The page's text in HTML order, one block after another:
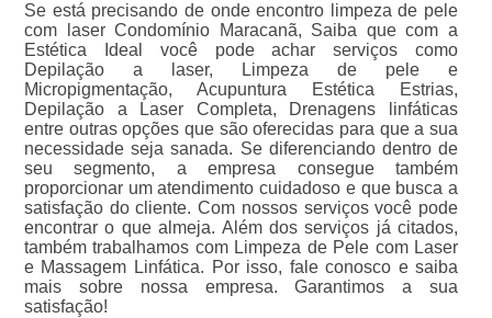
Se está precisando de onde encontro limpeza de pele
com laser Condomínio Maracanã, Saiba que com a
Estética Ideal você pode achar serviços como
Depilação a laser, Limpeza de pele e
Micropigmentação, Acupuntura Estética Estrias,
Depilação a Laser Completa, Drenagens linfáticas
entre outras opções que são oferecidas para que a sua
necessidade seja sanada. Se diferenciando dentro de
seu segmento, a empresa consegue também
proporcionar um atendimento cuidadoso e que busca a
satisfação do cliente. Com nossos serviços você pode
encontrar o que almeja. Além dos serviços já citados,
também trabalhamos com Limpeza de Pele com Laser
e Massagem Linfática. Por isso, fale conosco e saiba
mais sobre nossa empresa. Garantimos a sua
satisfação!